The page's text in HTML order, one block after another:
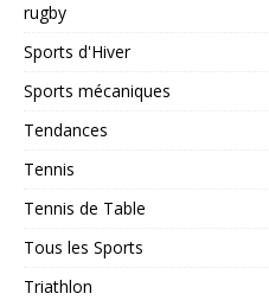
rugby
Sports d'Hiver
Sports mécaniques
Tendances
Tennis
Tennis de Table
Tous les Sports
Triathlon